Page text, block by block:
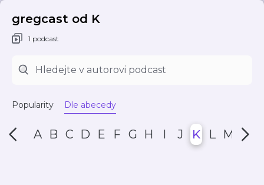
gregcast od K
1 podcast
Popularity Dle abecedy
A B C D E F G H I J K L M N